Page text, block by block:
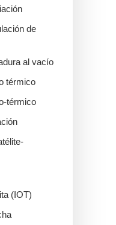
de
al vacío
térmico
térmico
(IOT)